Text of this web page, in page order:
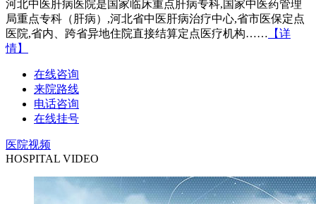
河北中医肝病医院是国家临床重点肝病专科,国家中医药管理
局重点专科（肝病）,河北省中医肝病治疗中心,省市医保定点
医院,省内、跨省异地住院直接结算定点医疗机构…… 【详
情】
在线咨询
来院路线
电话咨询
在线挂号
医院视频
HOSPITAL VIDEO